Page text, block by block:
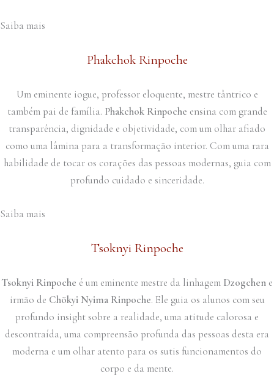
Saiba mais
Phakchok Rinpoche
Um eminente iogue, professor eloquente, mestre tântrico e
também pai de família. Phakchok Rinpoche ensina com grande
transparência, dignidade e objetividade, com um olhar afiado
como uma lâmina para a transformação interior. Com uma rara
habilidade de tocar os corações das pessoas modernas, guia com
profundo cuidado e sinceridade.
Saiba mais
Tsoknyi Rinpoche
Tsoknyi Rinpoche é um eminente mestre da linhagem Dzogchen e
irmão de Chökyi Nyima Rinpoche. Ele guia os alunos com seu
profundo insight sobre a realidade, uma atitude calorosa e
descontraída, uma compreensão profunda das pessoas desta era
moderna e um olhar atento para os sutis funcionamentos do
corpo e da mente.